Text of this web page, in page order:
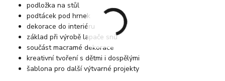
podložka na stůl
podtácek pod hrnek
dekorace do interiéru
základ při výrobě lapače snů
součást macramé dekorace
kreativní tvoření s dětmi i dospělými
šablona pro další výtvarné projekty